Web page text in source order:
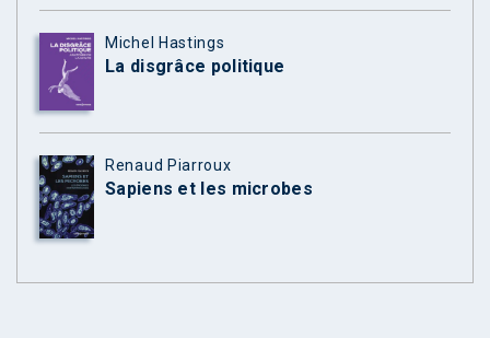
Michel Hastings
La disgrâce politique
Renaud Piarroux
Sapiens et les microbes